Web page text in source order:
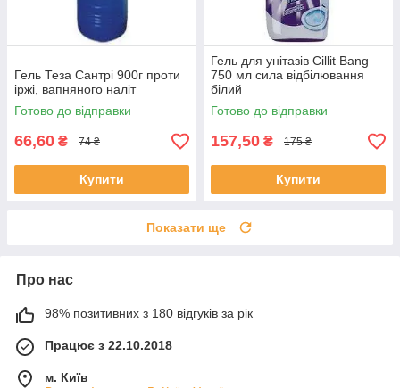
Гель Теза Сантрі 900г проти
іржі, вапняного наліт
Готово до відправки
66,60 ₴ 74 ₴
Купити
Гель для унітазів Cillit Bang
750 мл сила відбілювання
білий
Готово до відправки
157,50 ₴ 175 ₴
Купити
Показати ще
Про нас
98% позитивних з 180 відгуків за рік
Працює з 22.10.2018
м. Київ